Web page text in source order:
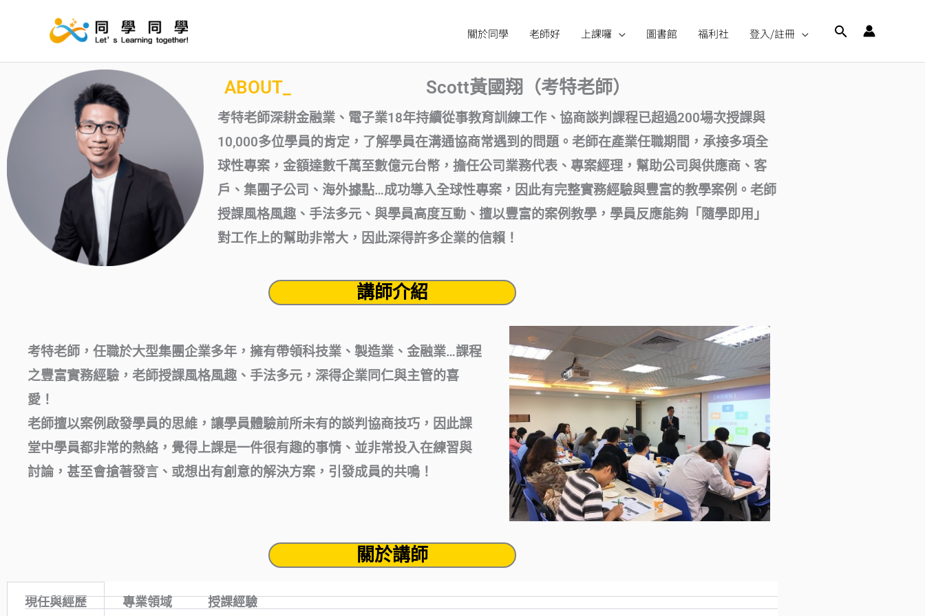
關於同學 老師好 上課囉 圖書館 福利社 登入/註冊
搜
尋
ABOUT_ Scott黃國翔（考特老師）
考特老師深耕金融業、電子業18年持續從事教育訓練工作、協商談判課程已超過200場次授課與
10,000多位學員的肯定，了解學員在溝通協商常遇到的問題。老師在產業任職期間，承接多項全
球性專案，金額達數千萬至數億元台幣，擔任公司業務代表、專案經理，幫助公司與供應商、客
戶、集團子公司、海外據點…成功導入全球性專案，因此有完整實務經驗與豐富的教學案例。老師
授課風格風趣、手法多元、與學員高度互動、擅以豐富的案例教學，學員反應能夠「隨學即用」
對工作上的幫助非常大，因此深得許多企業的信賴！
講師介紹
考特老師，任職於大型集團企業多年，擁有帶領科技業、製造業、金融業…課程
之豐富實務經驗，老師授課風格風趣、手法多元，深得企業同仁與主管的喜
愛！
老師擅以案例啟發學員的思維，讓學員體驗前所未有的談判協商技巧，因此課
堂中學員都非常的熱絡，覺得上課是一件很有趣的事情、並非常投入在練習與
討論，甚至會搶著發言、或想出有創意的解決方案，引發成員的共鳴！
關於講師
現任與經歷 專業領域 授課經驗